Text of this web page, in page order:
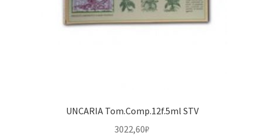
UNCARIA Tom.Comp.12f.5ml STV
3022,60₽